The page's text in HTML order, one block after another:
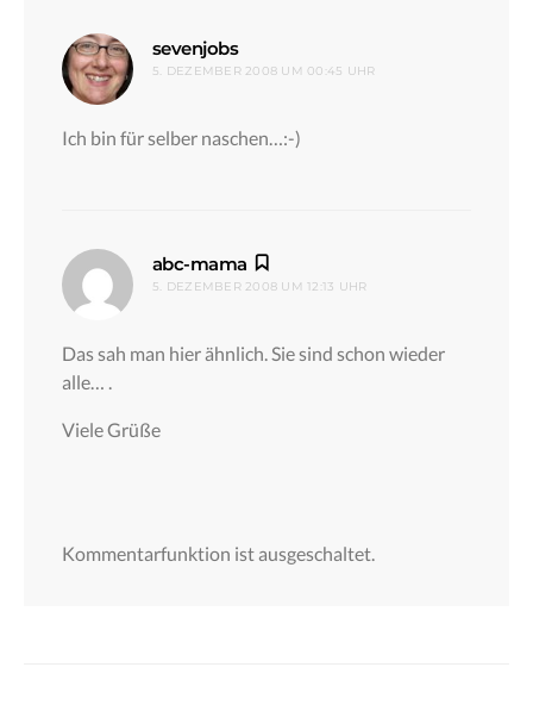
sevenjobssagt:
5. DEZEMBER 2008 UM 00:45 UHR
Ich bin für selber naschen…:-)
abc-mama sagt:
5. DEZEMBER 2008 UM 12:13 UHR
Das sah man hier ähnlich. Sie sind schon wieder
alle… .
Viele Grüße
Kommentarfunktion ist ausgeschaltet.